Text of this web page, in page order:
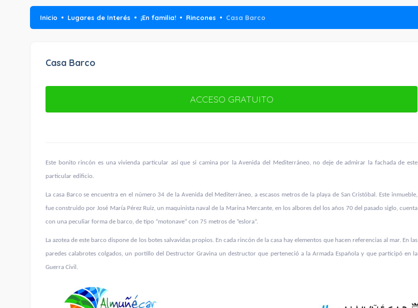
Inicio Lugares de Interés ¡En familia! Rincones Casa Barco
Casa Barco
ACCESO GRATUITO
Este bonito rincón es una vivienda particular así que si camina por la Avenida del Mediterráneo, no deje de admirar la fachada de este
particular edificio.
La casa Barco se encuentra en el número 34 de la Avenida del Mediterráneo, a escasos metros de la playa de San Cristóbal. Este inmueble,
fue construido por José María Pérez Ruiz, un maquinista naval de la Marina Mercante, en los albores del los años 70 del pasado siglo, cuenta
con una peculiar forma de barco, de tipo “motonave” con 75 metros de “eslora”.
La azotea de este barco dispone de los botes salvavidas propios. En cada rincón de la casa hay elementos que hacen referencias al mar. En las
paredes calabrotes colgados, un portillo del Destructor Gravina un destructor que perteneció a la Armada Española y que participó en la
Guerra Civil.